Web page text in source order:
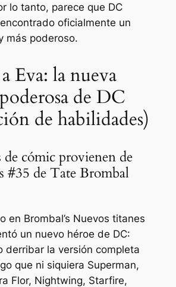
lo tanto, parece que DC
oficialmente un
más poderoso.
Eva: la nueva
de DC
de habilidades)
de cómic provienen de
#35 de Tate Brombal
en Brombal’s Nuevos titanes
un nuevo héroe de DC:
derribar la versión completa
que ni siquiera Superman,
Flor, Nightwing, Starfire,